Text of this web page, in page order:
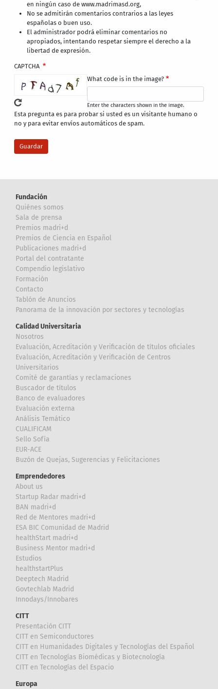
en ningún caso de www.madrimasd.org,
No se admitirán comentarios contrarios a las leyes
españolas o buen uso.
El administrador podrá eliminar comentarios no
apropiados, intentando respetar siempre el derecho a la
libertad de expresión.
CAPTCHA
What code is in the image?
Enter the characters shown in the image.
Esta pregunta es para probar si usted es un visitante humano o
no y para evitar envíos automáticos de spam.
Fundación
Quiénes somos
Sala de prensa
Premios madri+d
Premios de Ciencia en Español
Publicaciones madri+d
Portal del contratante
Compendio legislativo
Formación
Contacto
Tablón de Anuncios
Panorama de la innovación por sectores y tecnologías
Calidad Universitaria
Nosotros
Evaluación, Acreditación y Verificación de títulos oficiales
Evaluación, Acreditación y Verificación de Centros
Universitarios
Comité de garantías y reclamaciones
Buscador de títulos
Banco de evaluadores
Evaluación externa
Análisis Temático
CUALIFICAM
Sello Sofía
EUR-ACE
Buzón de Quejas, Sugerencias y Felicitaciones
Emprendedores
About us
Startup Radar madri+d
BAN madri+d
Red de Mentores madri+d
ESA BIC Comunidad de Madrid
healthStart madri+d
Business Mentor madri+d
Estudios
healthstartPlus
Deeptech Madrid
Govtechlab Madrid
Innodays/Innobares
CITT
Presentación CITT
CITT en Semiconductores
CITT en Humanidades Digitales y Tecnologías del Español
CITT en Tecnologías Biomédicas y Biotecnología
CITT en Tecnologías del Espacio
Europa